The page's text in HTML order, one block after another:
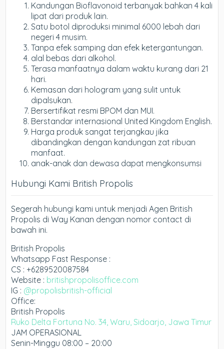
Kandungan Bioflavonoid terbanyak bahkan 4 kali
lipat dari produk lain.
Satu botol diproduksi minimal 6000 lebah dari
negeri 4 musim.
Tanpa efek samping dan efek ketergantungan.
alal bebas dari alkohol.
Terasa manfaatnya dalam waktu kurang dari 21
hari.
Kemasan dari hologram yang sulit untuk
dipalsukan.
Bersertifikat resmi BPOM dan MUI.
Berstandar internasional United Kingdom English.
Harga produk sangat terjangkau jika
dibandingkan dengan kandungan zat ribuan
manfaat.
anak-anak dan dewasa dapat mengkonsumsi
Hubungi Kami British Propolis
Segerah hubungi kami untuk menjadi Agen British
Propolis di Way Kanan dengan nomor contact di
bawah ini.
British Propolis
Whatsapp Fast Response :
CS : +6289520087584
Website : britishpropolisoffice.com
IG : @propolisbritish-official
Office:
British Propolis
Ruko Delta Fortuna No. 34, Waru, Sidoarjo, Jawa Timur
JAM OPERASIONAL
Senin-Minggu 08:00 – 20:00